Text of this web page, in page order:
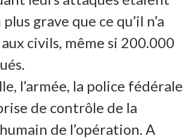
grave que ce qu’il n’a
civils, même si 200.000
l’armée, la police fédérale
de contrôle de la
de l’opération. A